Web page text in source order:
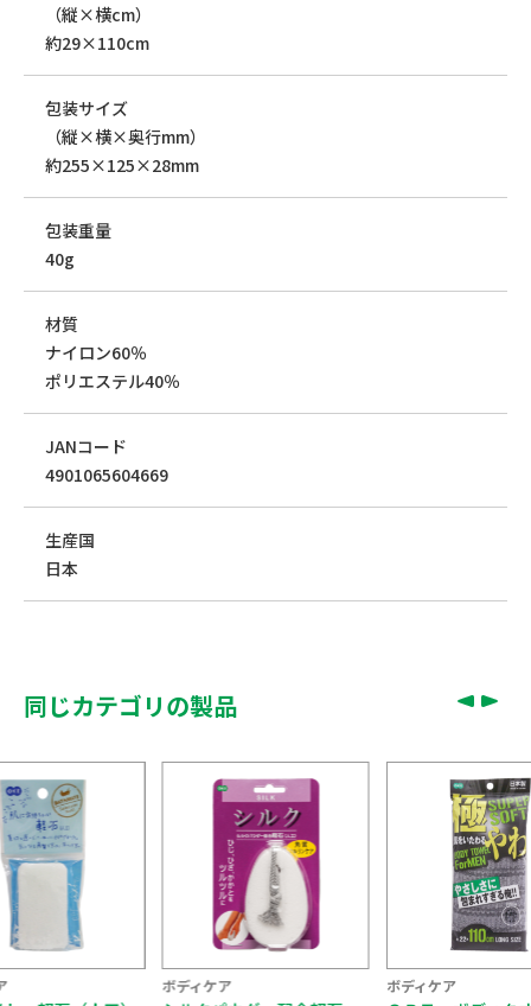
（縦×横cm）
約29×110cm
包装サイズ
（縦×横×奥行mm）
約255×125×28mm
包装重量
40g
材質
ナイロン60％
ポリエステル40％
JANコード
4901065604669
生産国
日本
同じカテゴリの製品
ボディケア ボディケア